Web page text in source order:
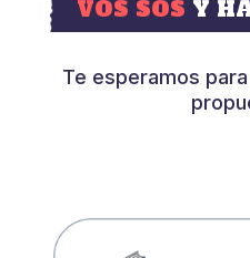
VOS SOS Y
Te esperamos